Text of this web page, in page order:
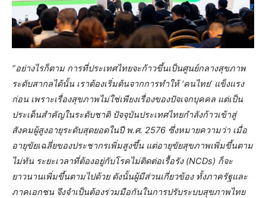
“อย่างไรก็ตาม การที่ประเทศไทยจะก้าวขึ้นเป็นศูนย์กลางสุขภาพ
ระดับสากลได้นั้น เราต้องเริ่มต้นจากการทำให้ ‘คนไทย’ แข็งแรง
ก่อน เพราะเรื่องสุขภาพไม่ใช่เพียงเรื่องของปัจเจกบุคคล แต่เป็น
ประเด็นสำคัญในระดับชาติ ปัจจุบันประเทศไทยกำลังก้าวเข้าสู่
สังคมผู้สูงอายุระดับสุดยอดในปี พ.ศ. 2576 ซึ่งหมายความว่า เมื่อ
อายุขัยเฉลี่ยของประชากรเพิ่มสูงขึ้น แต่อายุขัยสุขภาพเพิ่มขึ้นตาม
ไม่ทัน ระยะเวลาที่ต้องอยู่กับโรคไม่ติดต่อเรื้อรัง (NCDs) ก็จะ
ยาวนานเพิ่มขึ้นตามไปด้วย ดังนั้นผู้มีส่วนเกี่ยวข้อง ทั้งภาครัฐและ
ภาคเอกชน จึงจำเป็นต้องร่วมมือกันในการปรับระบบสุขภาพไทย